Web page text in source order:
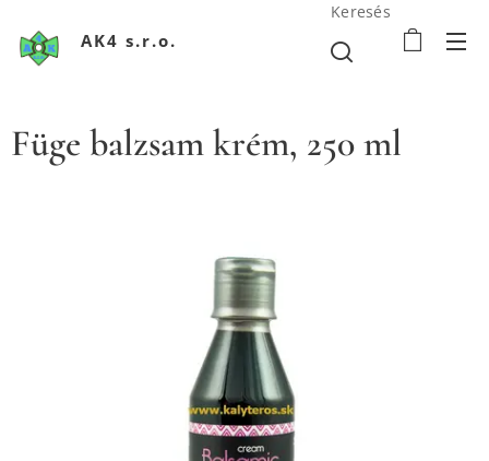
AK4 s.r.o.
Keresés
Füge balzsam krém, 250 ml
www.kalyteros.sk